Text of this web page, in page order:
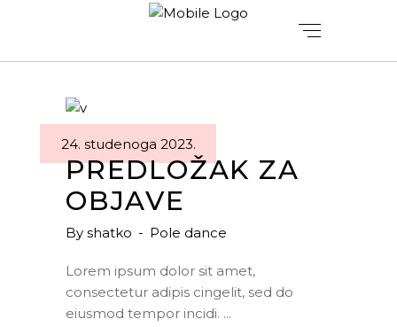
24. studenoga 2023.
PREDLOŽAK ZA
OBJAVE
By shatko Pole dance
Lorem ipsum dolor sit amet,
consectetur adipis cingelit, sed do
eiusmod tempor incidi.